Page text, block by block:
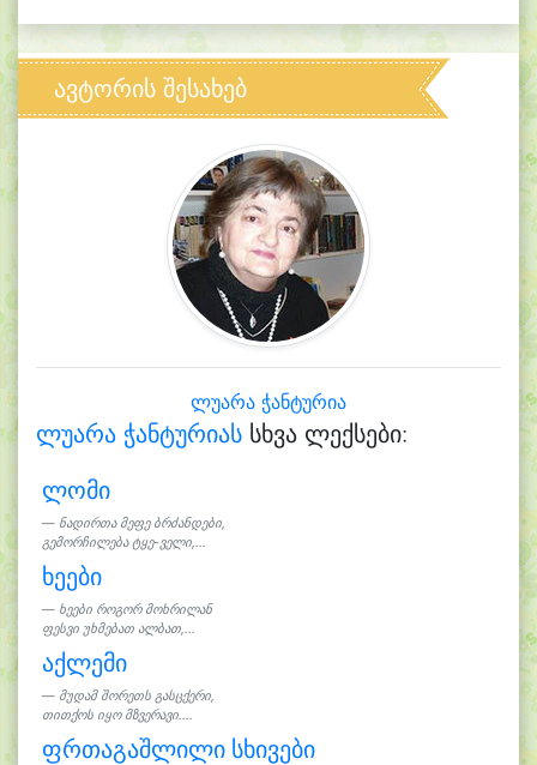
ავტორის შესახებ
ლუარა ჭანტურია
ლუარა ჭანტურიას სხვა ლექსები:
ლომი
ნადირთა მეფე ბრძანდები,
გემორჩილება ტყე-ველი,...
ხეები
ხეები როგორ მოხრილან
ფესვი უხმებათ ალბათ,...
აქლემი
მუდამ შორეთს გასცქერი,
თითქოს იყო მზვერავი....
ფრთაგაშლილი სხივები